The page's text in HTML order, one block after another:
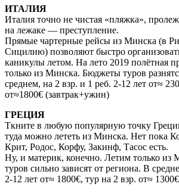
ИТАЛИЯ
Италия точно не чистая «пляжка»,
на лежаке — преступление.
Прямые чартерные рейсы из Минска (в
Сицилию) позволяют быстро
каникулы летом. На лето 2019 полётная
только из Минска. Бюджеты туров
среднем, на 2 взр. и 1 реб. 2-12 лет от≈
от≈1800€ (завтрак+ужин)
ГРЕЦИЯ
Ткните в любую популярную точку
туда можно лететь из Минска. Нет пока
Крит, Родос, Корфу, Закинф, Тасос есть.
Ну, и материк, конечно. Летим только
туров сильно зависят от региона. В
2-12 лет от≈ 1800€, тур на 2 взр. от≈